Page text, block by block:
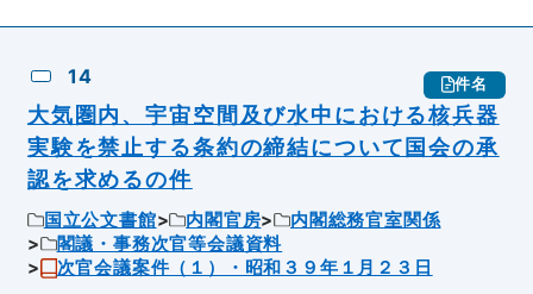
14 件名
大気圏内、宇宙空間及び水中における核兵器
実験を禁止する条約の締結について国会の承
認を求めるの件
国立公文書館 内閣官房
内閣総務官室関係
閣議・事務次官等会議資料
次官会議案件（１）・昭和３９年１月２３日